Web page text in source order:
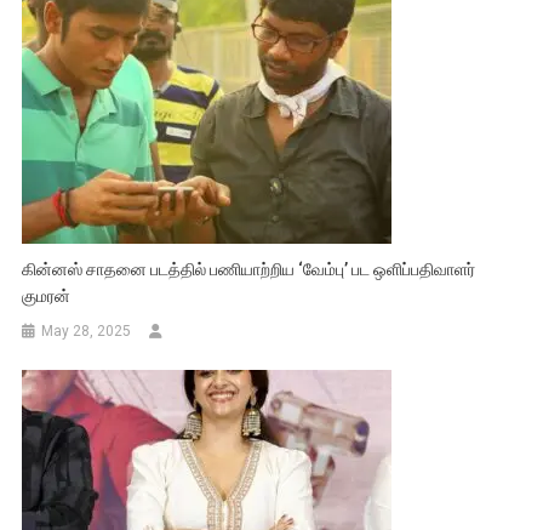
கின்னஸ் சாதனை படத்தில் பணியாற்றிய ‘வேம்பு’ பட ஒளிப்பதிவாளர்
குமரன்
May 28, 2025